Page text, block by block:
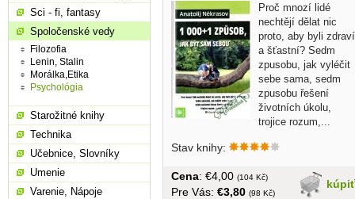
Proč mnozí lidé
nechtějí dělat nic
proto, aby byli zdraví
a šťastní? Sedm
zpusobu, jak vyléčit
sebe sama, sedm
zpusobu řešení
životních úkolu,
trojice rozum,...
Stav knihy:
kúpiť
Cena: €4,00 (104 Kč)
Pre Vás: €3,80 (98 Kč)
Sci - fi, fantasy
Spoločenské vedy
Filozofia
Lenin, Stalin
Morálka,Etika
Psychológia
Starožitné knihy
Technika
Učebnice, Slovníky
Umenie
Varenie, Nápoje